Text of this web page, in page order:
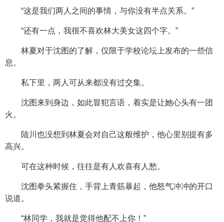
“这是我们两人之间的事情，与你没有半点关系。”
“还有一点，我很不喜欢林大美女这四个字。”
林夏对于沈图的了解，仅限于学校论坛上发布的一些信
息。
私下里，两人可从来都没有过交集。
沈图来到身边，如此冒犯言语，着实是让她心头有一团
火。
陆川也没想到林夏会对自己这般维护，他心里别提有多
高兴。
可在这种时候，往往是有人欢喜有人愁。
沈图拳头紧握住，手背上青筋暴起，他怒气冲冲的开口
说道。
“林同学，我就是觉得他配不上你！”